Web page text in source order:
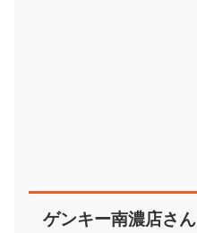
ゲンキー南濃店さん